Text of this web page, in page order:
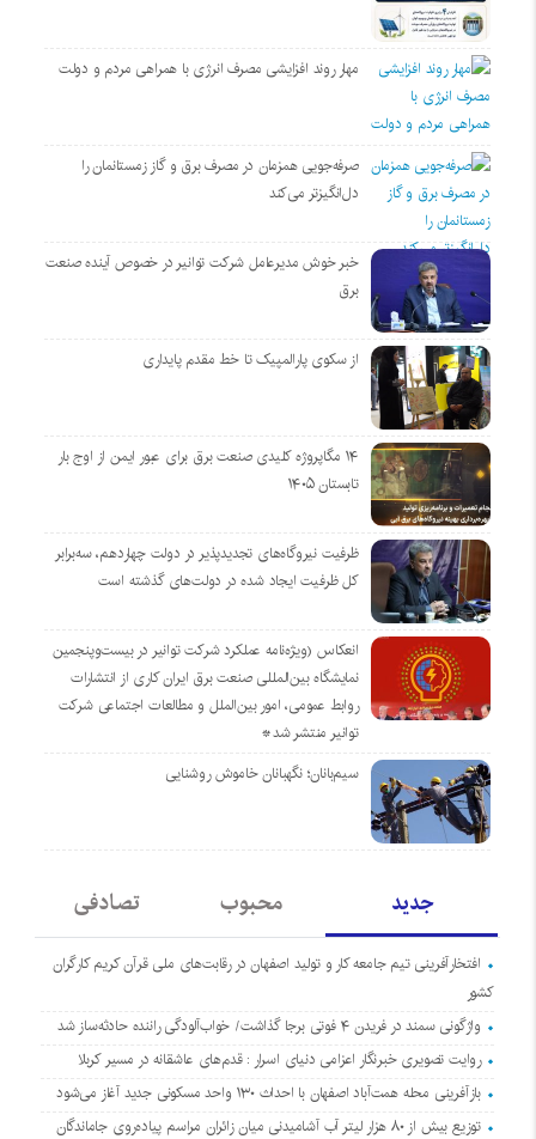
مهار روند افزایشی مصرف انرژی با همراهی مردم و دولت
صرفه‌جویی همزمان در مصرف برق و گاز زمستانمان را
دل‌انگیزتر می‌کند
خبر خوش مدیرعامل شرکت توانیر در خصوص آینده صنعت
برق
از سکوی پارالمپیک تا خط مقدم پایداری
۱۴ مگاپروژه‌ کلیدی صنعت برق برای عبور ایمن از اوج بار
تابستان ۱۴۰۵
ظرفیت نیروگاه‌های تجدیدپذیر در دولت چهاردهم، سه‌برابر
کل ظرفیت ایجاد شده در دولت‌های گذشته است
انعکاس (ویژه‌نامه عملکرد شرکت توانیر در بیست‌وپنجمین
نمایشگاه بین‌المللی صنعت برق ایران کاری از انتشارات
روابط عمومی، امور بین‌الملل و مطالعات اجتماعی شرکت
توانیر منتشر شد*
سیم‌بانان؛ نگهبانان خاموش روشنایی
جدید محبوب تصادفی
افتخارآفرینی تیم جامعه کار و تولید اصفهان در رقابت‌های ملی قرآن کریم کارگران
کشور
واژگونی سمند در فریدن ۴ فوتی برجا گذاشت/ خواب‌آلودگی راننده حادثه‌ساز شد
روایت تصویری خبرنگار اعزامی دنیای اسرار : قدم‌های عاشقانه در مسیر کربلا
بازآفرینی محله همت‌آباد اصفهان با احداث ۱۳۰ واحد مسکونی جدید آغاز می‌شود
توزیع بیش از ۸۰ هزار لیتر آب آشامیدنی میان زائران مراسم پیاده‌روی جاماندگان